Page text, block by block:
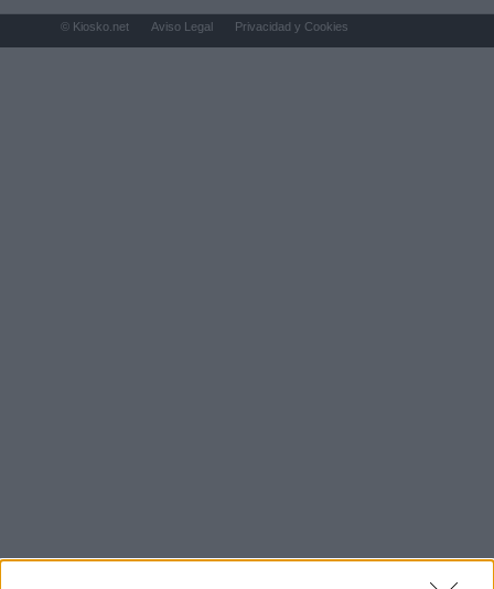
© Kiosko.net Aviso Legal Privacidad y Cookies